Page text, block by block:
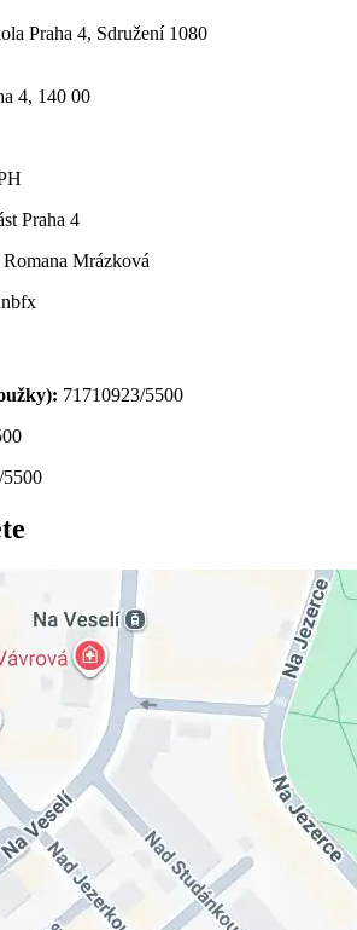
Praha 4, Sdružení 1080
4, 140 00
Praha 4
Mrázková
71710923/5500
5500